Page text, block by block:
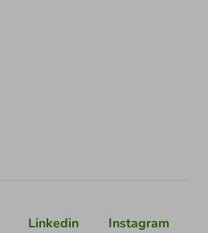
Linkedin Instagram